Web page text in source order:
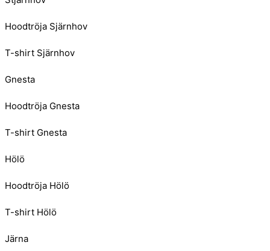
Hoodtröja Sjärnhov
T-shirt Sjärnhov
Gnesta
Hoodtröja Gnesta
T-shirt Gnesta
Hölö
Hoodtröja Hölö
T-shirt Hölö
Järna